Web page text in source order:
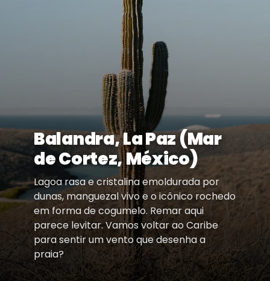
Balandra, La Paz (Mar
de Cortez, México)
Lagoa rasa e cristalina emoldurada por
dunas, manguezal vivo e o icônico rochedo
em forma de cogumelo. Remar aqui
parece levitar. Vamos voltar ao Caribe
para sentir um vento que desenha a
praia?